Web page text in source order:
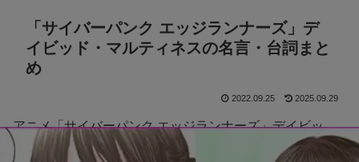
「サイバーパンク エッジランナーズ」デ
イビッド・マルティネスの名言・台詞まと
め
2022.09.25 2025.09.29
アニメ「サイバーパンク エッジランナーズ」デイビッ
ド・マルティネスの名言・台詞をまとめていきます。